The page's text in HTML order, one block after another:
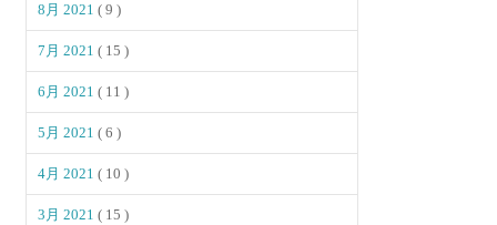
8月 2021( 9 )
7月 2021( 15 )
6月 2021( 11 )
5月 2021( 6 )
4月 2021( 10 )
3月 2021( 15 )